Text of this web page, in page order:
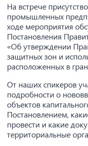
На встрече
промышленных
ходе мероприятия
Постановления
«Об утверждении
защитных зон и
расположенных в
От наших спикеров
подробности о
объектов
Постановлением,
провести и какие
территориальные